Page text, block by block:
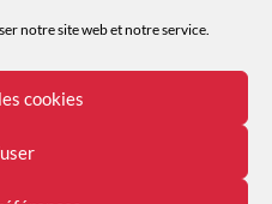
notre site web et notre service.
cookies